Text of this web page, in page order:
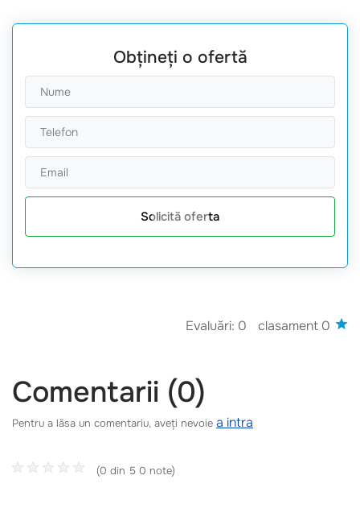
Obțineți o ofertă
Solicită oferta
Evaluări: 0 clasament 0
Comentarii (0)
Pentru a lăsa un comentariu, aveți nevoie a intra
(0 din 5 0 note)